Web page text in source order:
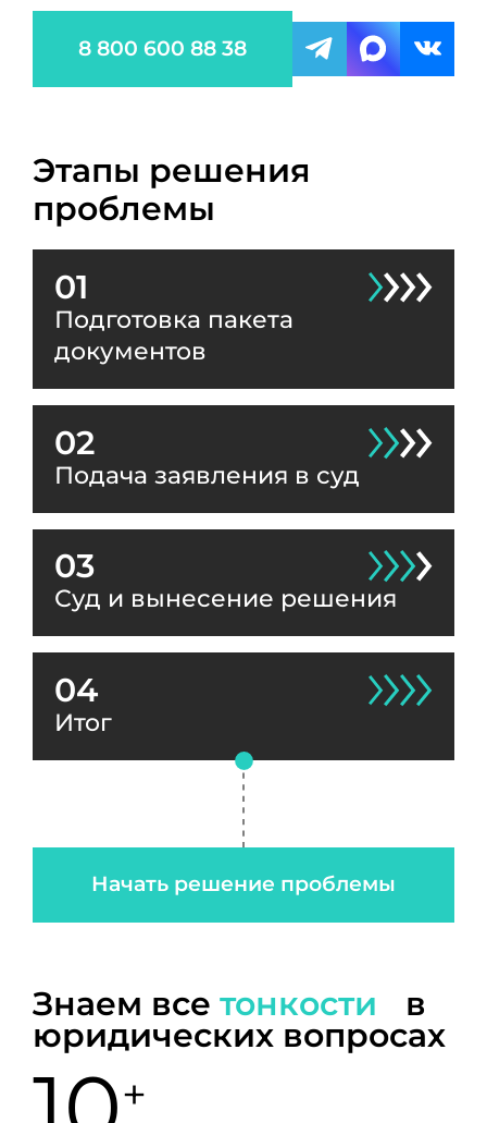
8 800 600 88 38
Этапы решения
проблемы
01
Подготовка пакета
документов
02
Подача заявления в суд
03
Суд и вынесение решения
04
Итог
Начать решение проблемы
Знаем все тонкости в
юридических вопросах
+